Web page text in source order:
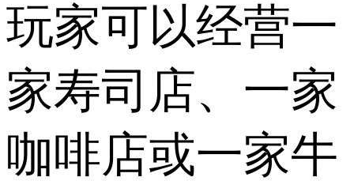
玩家可以经营一
家寿司店、一家
咖啡店或一家牛